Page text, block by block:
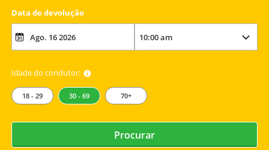
Data de devolução
Idade do condutor:
18 - 29 30 - 69 70+
Procurar